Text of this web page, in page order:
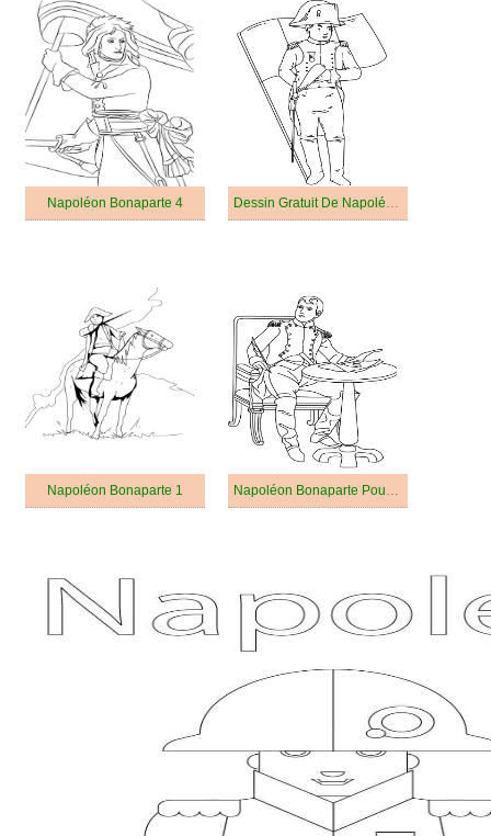
Napoléon Bonaparte 4 Dessin Gratuit De Napoléon Bonaparte
Napoléon Bonaparte 1 Napoléon Bonaparte Pour Les Enfants De 2 An